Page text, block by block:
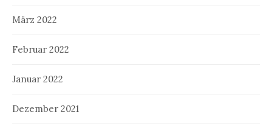
März 2022
Februar 2022
Januar 2022
Dezember 2021